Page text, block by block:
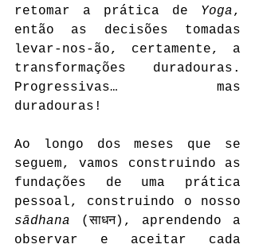
retomar a prática de Yoga,
então as decisões tomadas
levar-nos-ão, certamente, a
transformações duradouras.
Progressivas… mas
duradouras!
Ao longo dos meses que se
seguem, vamos construindo as
fundações de uma prática
sādhana (साधन), aprendendo a
observar e aceitar cada